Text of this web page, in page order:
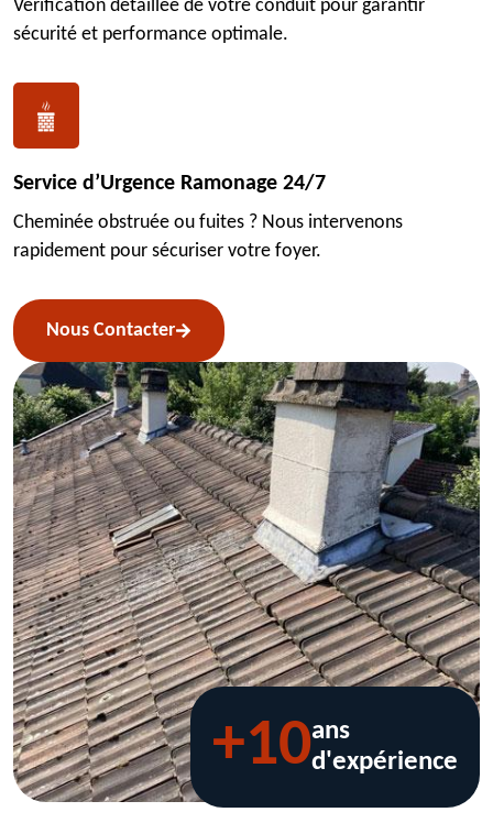
Vérification détaillée de votre conduit pour garantir
sécurité et performance optimale.
Service d’Urgence Ramonage 24/7
Cheminée obstruée ou fuites ? Nous intervenons
rapidement pour sécuriser votre foyer.
Nous Contacter
+10ans
d'expérience